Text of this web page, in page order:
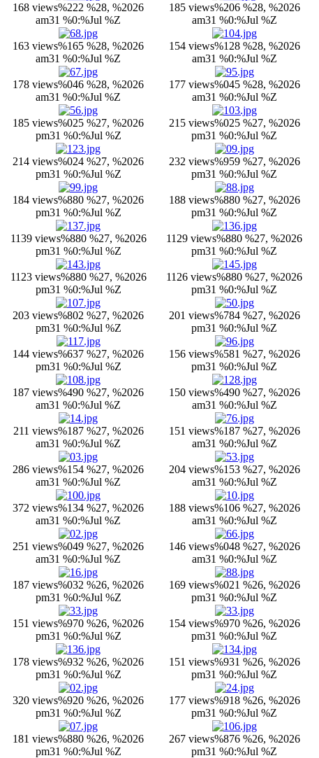
168 views%222 %28, %2026
am31 %0:%Jul %Z
185 views%206 %28, %2026
am31 %0:%Jul %Z
163 views%165 %28, %2026
am31 %0:%Jul %Z
154 views%128 %28, %2026
am31 %0:%Jul %Z
178 views%046 %28, %2026
am31 %0:%Jul %Z
177 views%045 %28, %2026
am31 %0:%Jul %Z
185 views%025 %27, %2026
pm31 %0:%Jul %Z
215 views%025 %27, %2026
pm31 %0:%Jul %Z
214 views%024 %27, %2026
pm31 %0:%Jul %Z
232 views%959 %27, %2026
pm31 %0:%Jul %Z
184 views%880 %27, %2026
pm31 %0:%Jul %Z
188 views%880 %27, %2026
pm31 %0:%Jul %Z
1139 views%880 %27, %2026
pm31 %0:%Jul %Z
1129 views%880 %27, %2026
pm31 %0:%Jul %Z
1123 views%880 %27, %2026
pm31 %0:%Jul %Z
1126 views%880 %27, %2026
pm31 %0:%Jul %Z
203 views%802 %27, %2026
pm31 %0:%Jul %Z
201 views%784 %27, %2026
pm31 %0:%Jul %Z
144 views%637 %27, %2026
pm31 %0:%Jul %Z
156 views%581 %27, %2026
pm31 %0:%Jul %Z
187 views%490 %27, %2026
am31 %0:%Jul %Z
150 views%490 %27, %2026
am31 %0:%Jul %Z
211 views%187 %27, %2026
am31 %0:%Jul %Z
151 views%187 %27, %2026
am31 %0:%Jul %Z
286 views%154 %27, %2026
am31 %0:%Jul %Z
204 views%153 %27, %2026
am31 %0:%Jul %Z
372 views%134 %27, %2026
am31 %0:%Jul %Z
188 views%106 %27, %2026
am31 %0:%Jul %Z
251 views%049 %27, %2026
am31 %0:%Jul %Z
146 views%048 %27, %2026
am31 %0:%Jul %Z
187 views%032 %26, %2026
pm31 %0:%Jul %Z
169 views%021 %26, %2026
pm31 %0:%Jul %Z
151 views%970 %26, %2026
pm31 %0:%Jul %Z
154 views%970 %26, %2026
pm31 %0:%Jul %Z
178 views%932 %26, %2026
pm31 %0:%Jul %Z
151 views%931 %26, %2026
pm31 %0:%Jul %Z
320 views%920 %26, %2026
pm31 %0:%Jul %Z
177 views%918 %26, %2026
pm31 %0:%Jul %Z
181 views%880 %26, %2026
pm31 %0:%Jul %Z
267 views%876 %26, %2026
pm31 %0:%Jul %Z